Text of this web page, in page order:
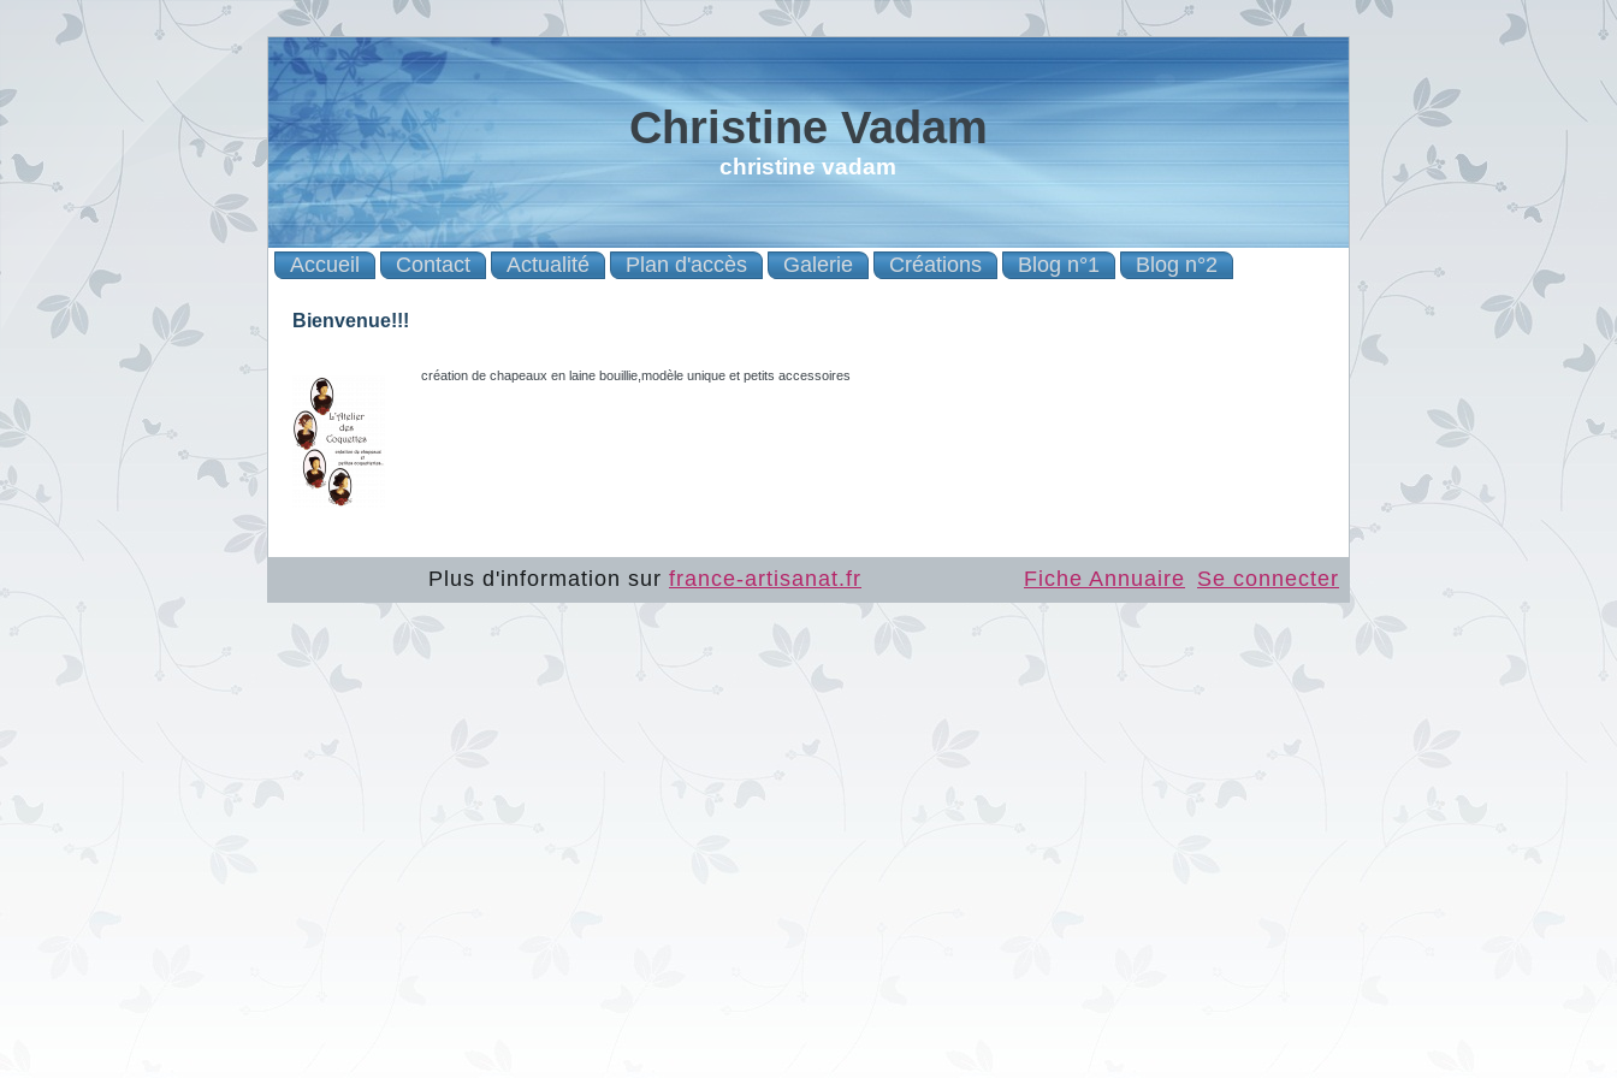
Christine Vadam
christine vadam
Accueil Contact Actualité Plan d'accès Galerie Créations Blog n°1 Blog n°2
Bienvenue!!!
création de chapeaux en laine bouillie,modèle unique et petits accessoires
Plus d'information sur france-artisanat.fr Se connecter
Fiche Annuaire